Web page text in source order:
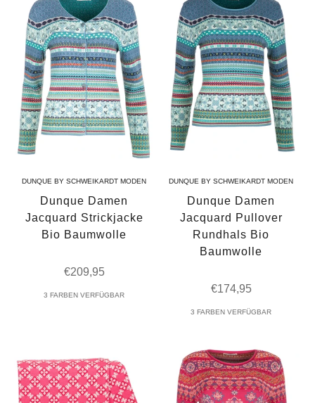
DUNQUE BY SCHWEIKARDT MODEN
Dunque Damen
Jacquard Strickjacke
Bio Baumwolle
Angebot
€209,95
3 FARBEN VERFÜGBAR
DUNQUE BY SCHWEIKARDT MODEN
Dunque Damen
Jacquard Pullover
Rundhals Bio
Baumwolle
Angebot
€174,95
3 FARBEN VERFÜGBAR